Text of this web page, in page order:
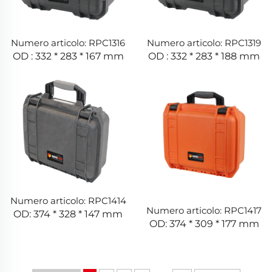
Numero articolo: RPC1316
OD : 332 * 283 * 167 mm
Numero articolo: RPC1319
OD : 332 * 283 * 188 mm
Numero articolo: RPC1414
OD: 374 * 328 * 147 mm
Numero articolo: RPC1417
OD: 374 * 309 * 177 mm